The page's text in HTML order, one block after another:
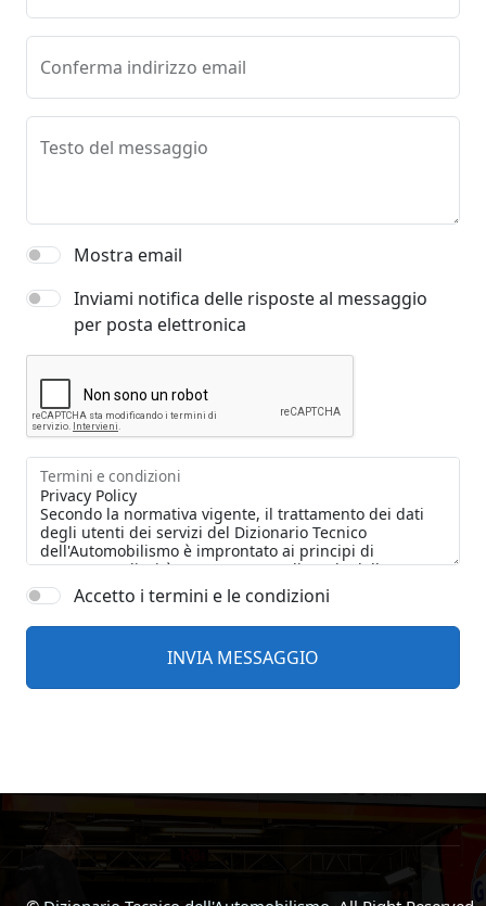
Conferma indirizzo email
Testo del messaggio
Mostra email
Inviami notifica delle risposte al messaggio
per posta elettronica
Termini e condizioni
Accetto i termini e le condizioni